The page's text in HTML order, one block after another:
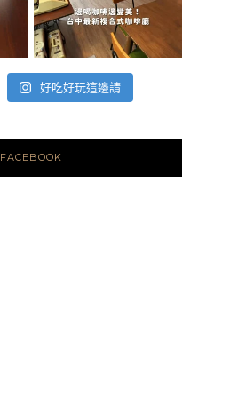
好吃好玩這邊請
FACEBOOK